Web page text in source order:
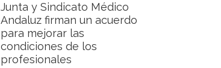
Junta y Sindicato Médico
Andaluz firman un acuerdo
para mejorar las
condiciones de los
profesionales